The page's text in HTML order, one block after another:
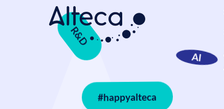
l’échelle sans perdre le contrôle ?
Assurance Banque Data
#happyalteca
AI
R&D